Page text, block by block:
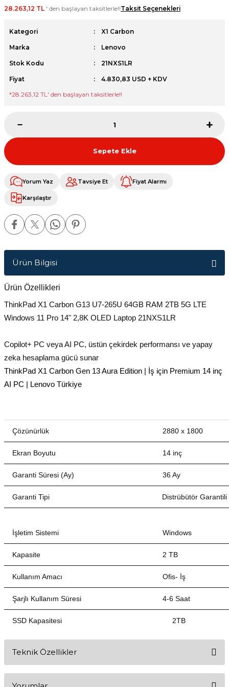
28.263,12 TL ' den başlayan taksitlerle!!Taksit Seçenekleri
Kategori X1 Carbon
Marka Lenovo
Stok Kodu 21NXS1LR
Fiyat
4.830,83 USD + KDV
*28.263,12 TL' den başlayan taksitlerle!!
Sepete Ekle
Yorum Yaz Tavsiye Et Fiyat Alarmı
Karşılaştır
Ürün Bilgisi
Ürün Özellikleri
ThinkPad X1 Carbon G13 U7-265U 64GB RAM 2TB 5G LTE
Windows 11 Pro 14" 2,8K OLED Laptop 21NXS1LR
Copilot+ PC veya AI PC, üstün çekirdek performansı ve yapay
zeka hesaplama gücü sunar
ThinkPad X1 Carbon Gen 13 Aura Edition | İş için Premium 14 inç
AI PC | Lenovo Türkiye
Çözünürlük 2880 x 1800
Ekran Boyutu 14 inç
Garanti Süresi (Ay) 36 Ay
Garanti Tipi Distrübütör Garantili
İşletim Sistemi Windows
Kapasite 2 TB
Kullanım Amacı Ofis- İş
Şarjlı Kullanım Süresi 4-6 Saat
SSD Kapasitesi 2TB
Teknik Özellikler